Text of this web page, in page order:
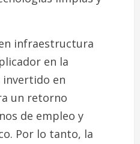
infraestructura
en la
invertido en
un retorno
de empleo y
Por lo tanto, la